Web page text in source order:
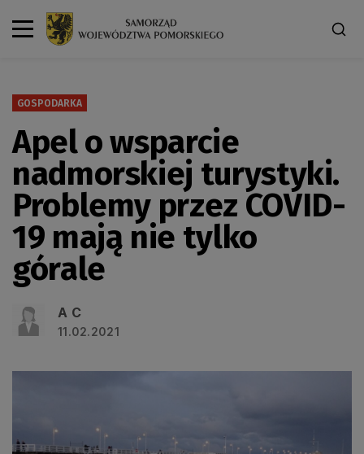
GOSPODARKA
Apel o wsparcie
nadmorskiej turystyki.
Problemy przez COVID-
19 mają nie tylko
górale
A C
11.02.2021